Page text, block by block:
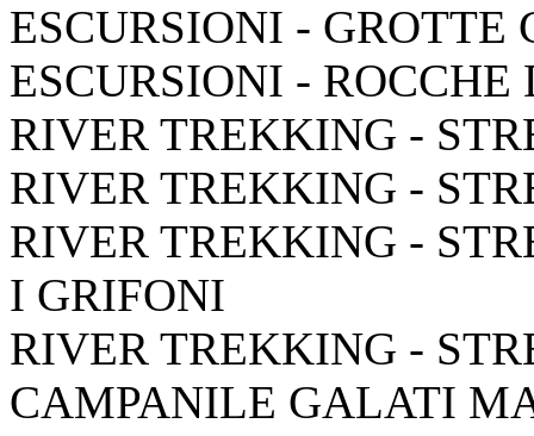
ESCURSIONI - GROTTE
ESCURSIONI - ROCCHE
RIVER TREKKING -
RIVER TREKKING -
RIVER TREKKING -
I GRIFONI
RIVER TREKKING -
CAMPANILE GALATI